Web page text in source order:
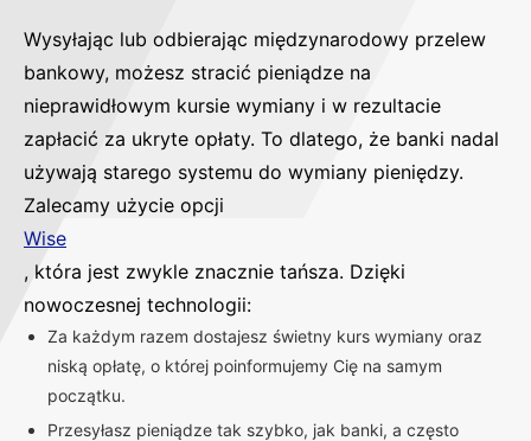
Wysyłając lub odbierając międzynarodowy przelew
bankowy, możesz stracić pieniądze na
nieprawidłowym kursie wymiany i w rezultacie
zapłacić za ukryte opłaty. To dlatego, że banki nadal
używają starego systemu do wymiany pieniędzy.
Zalecamy użycie opcji
Wise
, która jest zwykle znacznie tańsza. Dzięki
nowoczesnej technologii:
Za każdym razem dostajesz świetny kurs wymiany oraz
niską opłatę, o której poinformujemy Cię na samym
początku.
Przesyłasz pieniądze tak szybko, jak banki, a często